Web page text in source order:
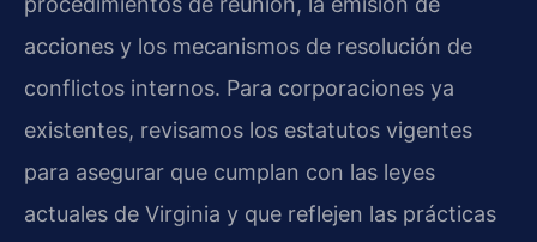
acciones y los mecanismos de resolución de
conflictos internos. Para corporaciones ya
existentes, revisamos los estatutos vigentes
para asegurar que cumplan con las leyes
actuales de Virginia y que reflejen las prácticas